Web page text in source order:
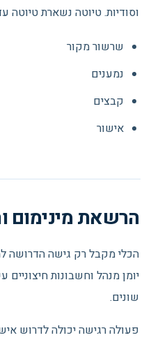
וסודיות. טיוטה נשארת טיוטה
שרשור מקור
נמענים
קבצים
אישור
הרשאת מינימום
הכלי מקבל רק גישה הדרושה
יומן מנהל וחשבונות
שונים.
פעולה רגישה יכולה לדרוש